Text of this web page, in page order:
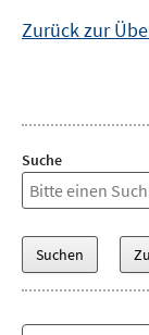
Zurück zur
Suche